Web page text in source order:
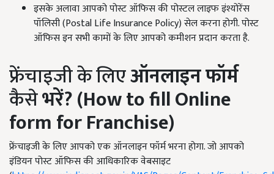
इसके अलावा आपको पोस्ट ऑफिस की पोस्टल लाइफ इंश्योरेंस
पॉलिसी (Postal Life Insurance Policy) सेल करना होगी. पोस्ट
ऑफिस इन सभी कामों के लिए आपको कमीशन प्रदान करता है.
फ्रेंचाइजी के लिएऑनलाइनफॉर्म
कैसेभरें?(How to fill Online
form for Franchise)
फ्रेंचाइजी के लिए आपको एक ऑनलाइन फॉर्म भरना होगा. जो आपको
इंडियन पोस्ट ऑफिस की आधिकारिक वेबसाइट